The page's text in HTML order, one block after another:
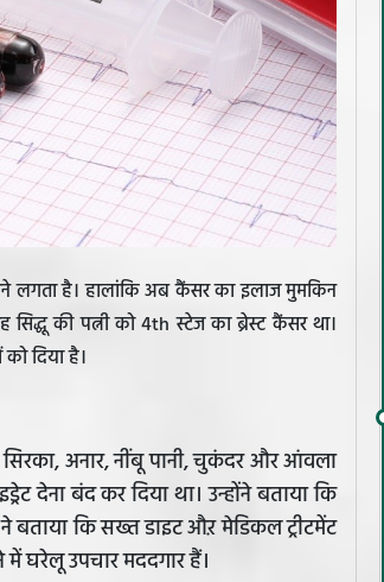
लगता है। हालांकि अब कैंसर का इलाज मुमकिन
की पत्नी को 4th स्टेज का ब्रेस्ट कैंसर था।
दिया है।
सिरका, अनार, नींबू पानी, चुकंदर और आंवला
देना बंद कर दिया था। उन्होंने बताया कि
कि सख्त डाइट औऱ मेडिकल ट्रीटमेंट
घरेलू उपचार मददगार हैं।